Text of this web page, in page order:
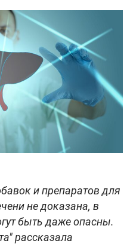
и препаратов для
не доказана, в
быть даже опасны.
рассказала